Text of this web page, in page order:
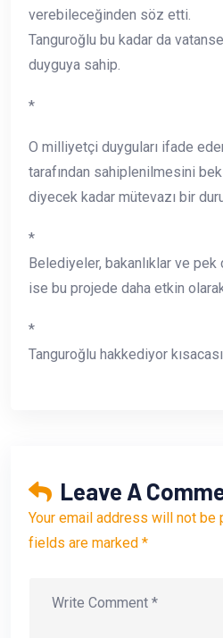
verebileceğinden söz etti.
Tanguroğlu bu kadar da
duyguya sahip.
*
O milliyetçi duyguları ifade
tarafından sahiplenilmesini
diyecek kadar mütevazı bir
*
Belediyeler, bakanlıklar ve
ise bu projede daha etkin
*
Tanguroğlu hakkediyor
Leave A
Your email address will not be
fields are marked *